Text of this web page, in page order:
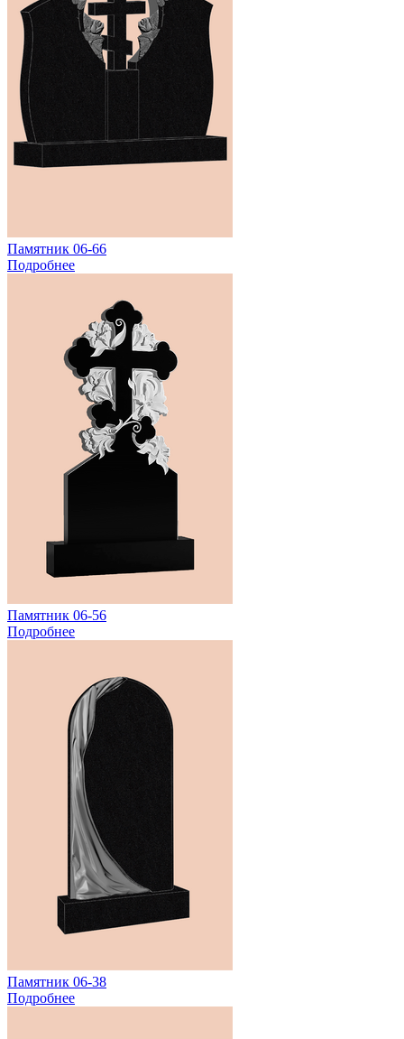
Памятник 06-66
Подробнее
Памятник 06-56
Подробнее
Памятник 06-38
Подробнее